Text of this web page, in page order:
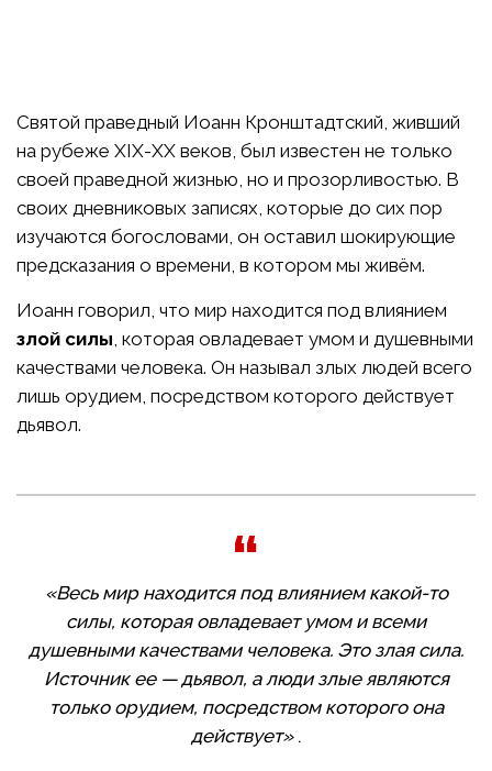
Святой праведный Иоанн Кронштадтский, живший
на рубеже XIX-XX веков, был известен не только
своей праведной жизнью, но и прозорливостью. В
своих дневниковых записях, которые до сих пор
изучаются богословами, он оставил шокирующие
предсказания о времени, в котором мы живём.
Иоанн говорил, что мир находится под влиянием
злой силы , которая овладевает умом и душевными
качествами человека. Он называл злых людей всего
лишь орудием, посредством которого действует
дьявол.
«Весь мир находится под влиянием какой-то
силы, которая овладевает умом и всеми
душевными качествами человека. Это злая сила.
Источник ее — дьявол, а люди злые являются
только орудием, посредством которого она
действует».